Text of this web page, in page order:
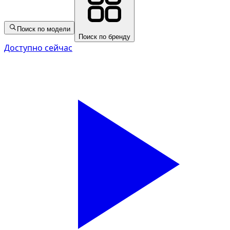
Поиск по модели
Поиск по бренду
Доступно сейчас